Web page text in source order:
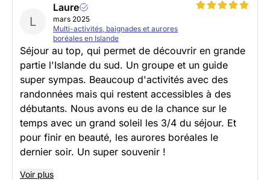
L
Laure
mars 2025
Multi-activités, baignades et aurores
boréales en Islande
Séjour au top, qui permet de découvrir en grande
partie l'Islande du sud. Un groupe et un guide
super sympas. Beaucoup d'activités avec des
randonnées mais qui restent accessibles à des
débutants. Nous avons eu de la chance sur le
temps avec un grand soleil les 3/4 du séjour. Et
pour finir en beauté, les aurores boréales le
dernier soir. Un super souvenir !
Voir plus